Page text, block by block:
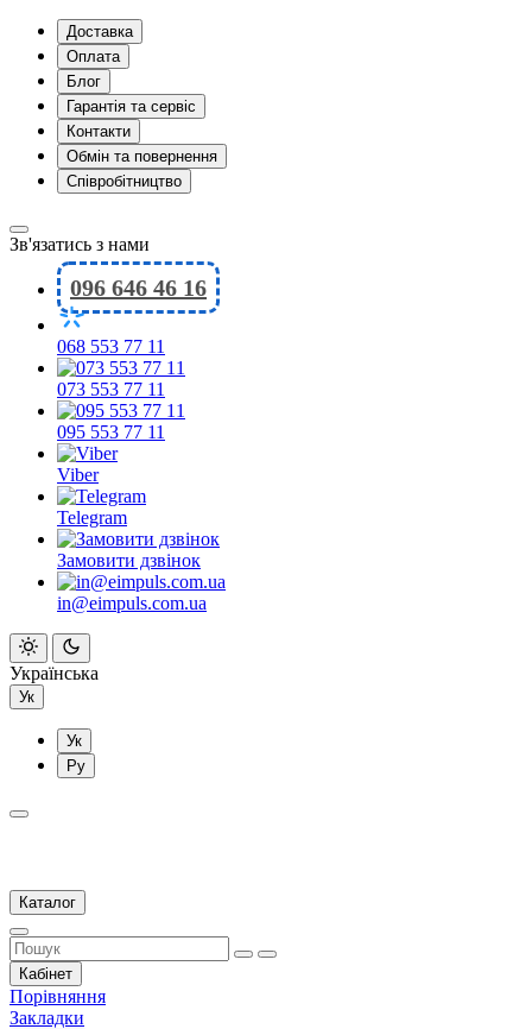
Доставка
Оплата
Блог
Гарантія та сервіс
Контакти
Обмін та повернення
Співробітництво
Зв'язатись з нами
096 646 46 16
068 553 77 11
073 553 77 11
095 553 77 11
Viber
Telegram
Замовити дзвінок
in@eimpuls.com.ua
Українська
Ук
Ук
Ру
Каталог
Кабінет
Порівняння
Закладки